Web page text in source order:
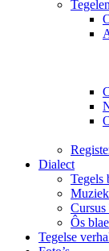
Dialect
Tegels
Cursus
Ôs
Tegelse